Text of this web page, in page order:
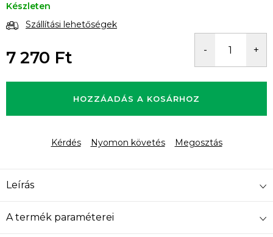
Készleten
Szállítási lehetőségek
7 270 Ft
HOZZÁADÁS A KOSÁRHOZ
Kérdés Nyomon követés Megosztás
Leírás
A termék paraméterei